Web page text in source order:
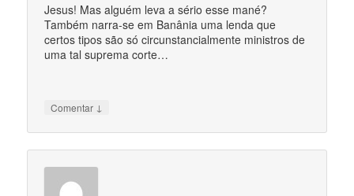
Jesus! Mas alguém leva a sério esse mané?
Também narra-se em Banânia uma lenda que
certos tipos são só circunstancialmente ministros de
uma tal suprema corte…
Comentar ↓